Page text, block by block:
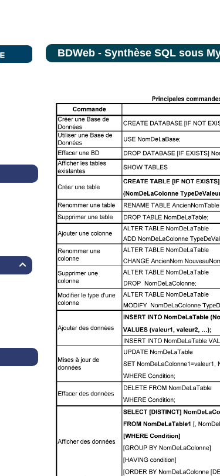

BDWeb - Synthèse SQL sous